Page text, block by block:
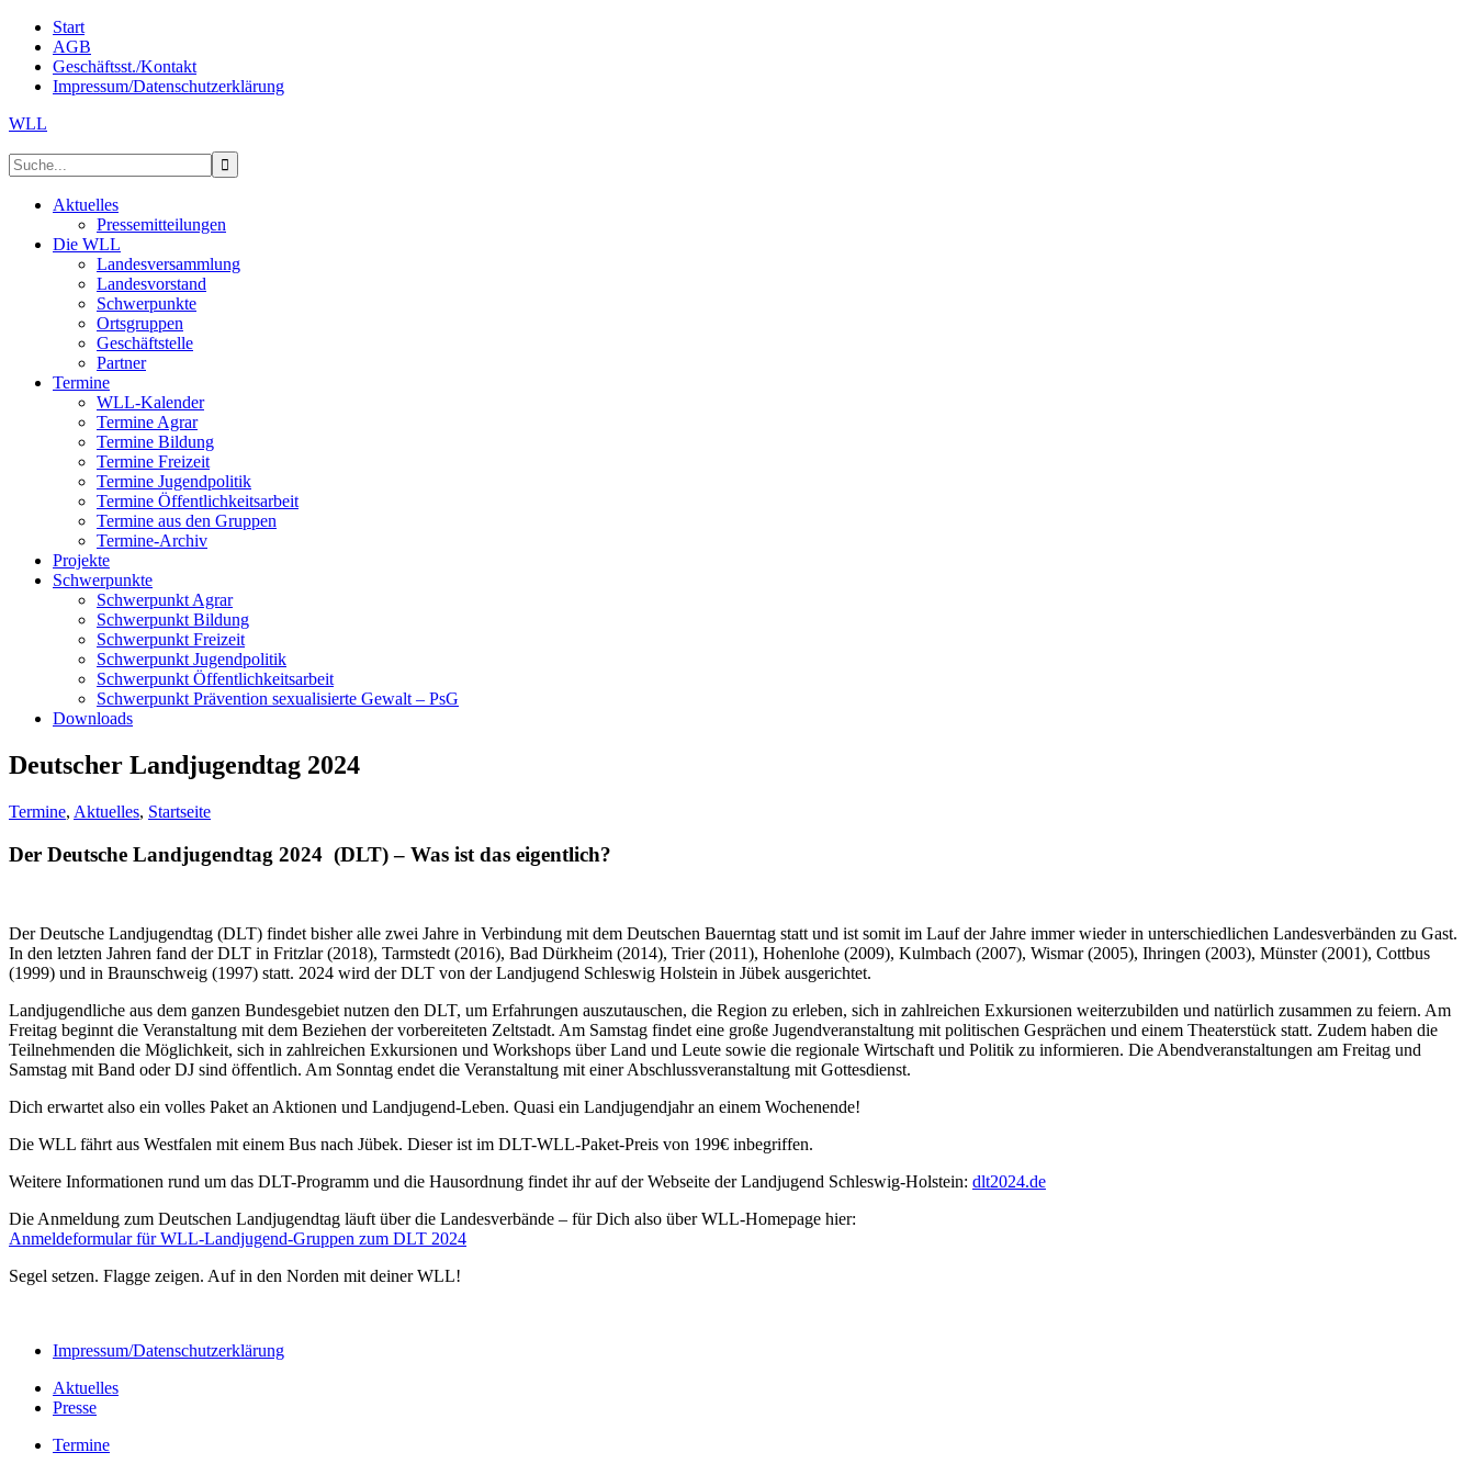
Start
AGB
Geschäftsst./Kontakt
Impressum/Datenschutzerklärung
WLL
Aktuelles
Pressemitteilungen
Die WLL
Landesversammlung
Landesvorstand
Schwerpunkte
Ortsgruppen
Geschäftstelle
Partner
Termine
WLL-Kalender
Termine Agrar
Termine Bildung
Termine Freizeit
Termine Jugendpolitik
Termine Öffentlichkeitsarbeit
Termine aus den Gruppen
Termine-Archiv
Projekte
Schwerpunkte
Schwerpunkt Agrar
Schwerpunkt Bildung
Schwerpunkt Freizeit
Schwerpunkt Jugendpolitik
Schwerpunkt Öffentlichkeitsarbeit
Schwerpunkt Prävention sexualisierte Gewalt – PsG
Downloads
Deutscher Landjugendtag 2024
Termine, Aktuelles, Startseite
Der Deutsche Landjugendtag 2024 (DLT) – Was ist das eigentlich?
Der Deutsche Landjugendtag (DLT) findet bisher alle zwei Jahre in Verbindung mit dem Deutschen Bauerntag statt und ist somit im Lauf der Jahre immer wieder in unterschiedlichen Landesverbänden zu Gast.
In den letzten Jahren fand der DLT in Fritzlar (2018), Tarmstedt (2016), Bad Dürkheim (2014), Trier (2011), Hohenlohe (2009), Kulmbach (2007), Wismar (2005), Ihringen (2003), Münster (2001), Cottbus
(1999) und in Braunschweig (1997) statt. 2024 wird der DLT von der Landjugend Schleswig Holstein in Jübek ausgerichtet.
Landjugendliche aus dem ganzen Bundesgebiet nutzen den DLT, um Erfahrungen auszutauschen, die Region zu erleben, sich in zahlreichen Exkursionen weiterzubilden und natürlich zusammen zu feiern. Am
Freitag beginnt die Veranstaltung mit dem Beziehen der vorbereiteten Zeltstadt. Am Samstag findet eine große Jugendveranstaltung mit politischen Gesprächen und einem Theaterstück statt. Zudem haben die
Teilnehmenden die Möglichkeit, sich in zahlreichen Exkursionen und Workshops über Land und Leute sowie die regionale Wirtschaft und Politik zu informieren. Die Abendveranstaltungen am Freitag und
Samstag mit Band oder DJ sind öffentlich. Am Sonntag endet die Veranstaltung mit einer Abschlussveranstaltung mit Gottesdienst.
Dich erwartet also ein volles Paket an Aktionen und Landjugend-Leben. Quasi ein Landjugendjahr an einem Wochenende!
Die WLL fährt aus Westfalen mit einem Bus nach Jübek. Dieser ist im DLT-WLL-Paket-Preis von 199€ inbegriffen.
Weitere Informationen rund um das DLT-Programm und die Hausordnung findet ihr auf der Webseite der Landjugend Schleswig-Holstein: dlt2024.de
Die Anmeldung zum Deutschen Landjugendtag läuft über die Landesverbände – für Dich also über WLL-Homepage hier:
Anmeldeformular für WLL-Landjugend-Gruppen zum DLT 2024
Segel setzen. Flagge zeigen. Auf in den Norden mit deiner WLL!
Impressum/Datenschutzerklärung
Aktuelles
Presse
Termine